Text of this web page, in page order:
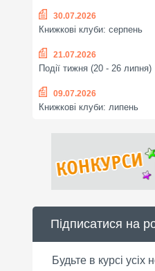
30.07.2026
Книжкові клуби: серпень
21.07.2026
Події тижня (20 - 26 липня)
09.07.2026
Книжкові клуби: липень
Підписатися на
Будьте в курсі усіх